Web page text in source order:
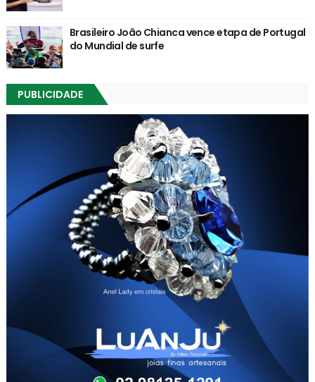
Brasileiro João Chianca vence etapa de Portugal
do Mundial de surfe
PUBLICIDADE